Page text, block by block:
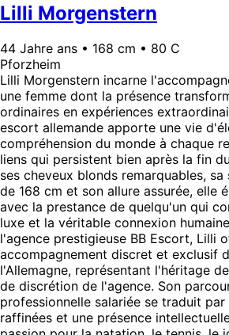
Lilli Morgenstern
44 Jahre ans • 168 cm • 80 C
Pforzheim
Lilli Morgenstern incarne
une femme dont la présence
ordinaires en expériences
escort allemande apporte une vie
compréhension du monde à chaque
liens qui persistent bien après la fin
ses cheveux blonds remarquables,
de 168 cm et son allure assurée, elle
avec la prestance de quelqu'un qui
luxe et la véritable connexion
l'agence prestigieuse BB Escort, Lilli
accompagnement discret et exclusif
l'Allemagne, représentant l'héritage
de discrétion de l'agence. Son
professionnelle salariée se traduit
raffinées et une présence